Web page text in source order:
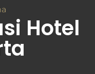
Hotel